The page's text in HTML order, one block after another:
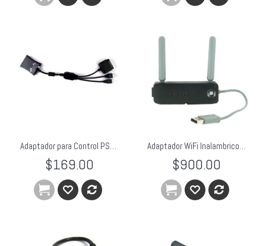
Adaptador para Control PS2 a PS3/Xbox 360/PC
$169.00
Adaptador WiFi Inalambrico Xbox 360
$900.00